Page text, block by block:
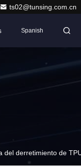
ts02@tunsing.com.cn
Spanish
del derretimiento de